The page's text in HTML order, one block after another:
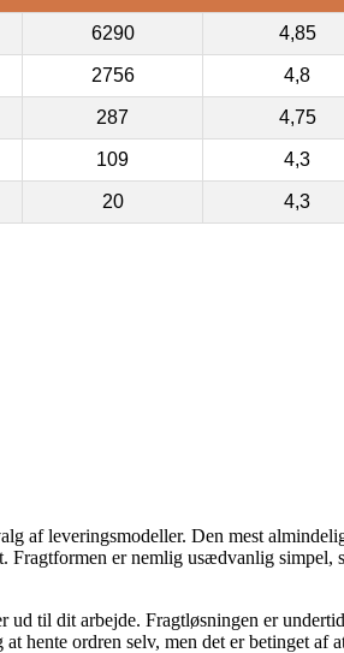
6290 4,85
2756 4,8
287 4,75
109 4,3
20 4,3
af leveringsmodeller. Den mest
er nemlig usædvanlig simpel,
til dit arbejde. Fragtløsningen er
hente ordren selv, men det er betinget